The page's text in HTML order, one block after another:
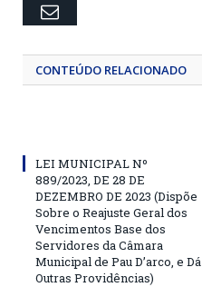
Email
CONTEÚDO RELACIONADO
LEI MUNICIPAL Nº
889/2023, DE 28 DE
DEZEMBRO DE 2023 (Dispõe
Sobre o Reajuste Geral dos
Vencimentos Base dos
Servidores da Câmara
Municipal de Pau D’arco, e Dá
Outras Providências)